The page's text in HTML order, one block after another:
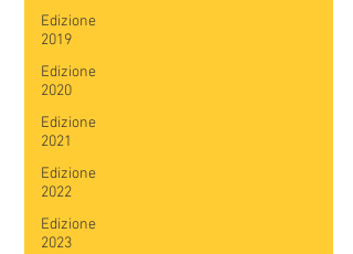
Edizione
2019
Edizione
2020
Edizione
2021
Edizione
2022
Edizione
2023